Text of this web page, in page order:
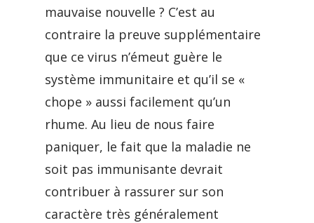
mauvaise nouvelle ? C’est au
contraire la preuve supplémentaire
que ce virus n’émeut guère le
système immunitaire et qu’il se «
chope » aussi facilement qu’un
rhume. Au lieu de nous faire
paniquer, le fait que la maladie ne
soit pas immunisante devrait
contribuer à rassurer sur son
caractère très généralement